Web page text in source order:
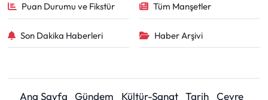
Puan Durumu ve Fikstür Tüm Manşetler
Son Dakika Haberleri Haber Arşivi
Ana Sayfa Gündem Kültür-Sanat Tarih
Çevre